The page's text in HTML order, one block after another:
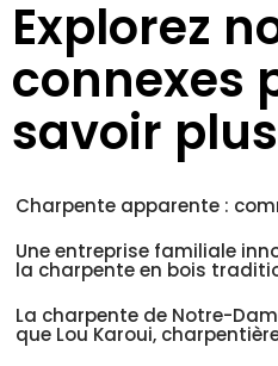
Explorez
connexes
savoir
Charpente apparente :
Une entreprise familiale
la charpente en bois
La charpente de Notre-
que Lou Karoui,